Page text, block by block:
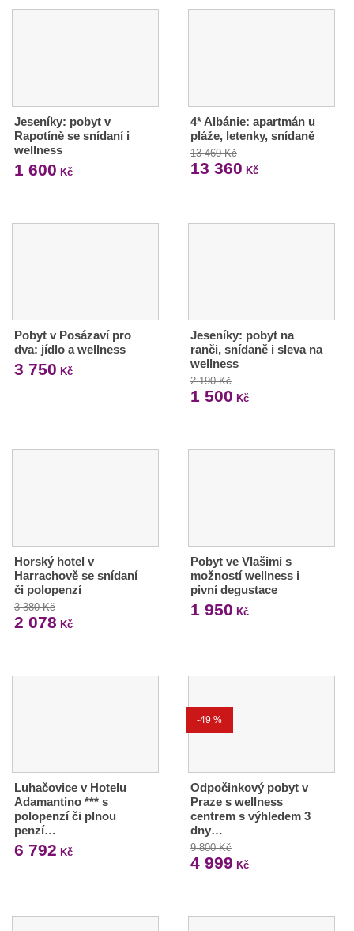
Jeseníky: pobyt v
Rapotíně se snídaní i
wellness
1 600 Kč
4* Albánie: apartmán u
pláže, letenky, snídaně
13 460 Kč
13 360 Kč
Pobyt v Posázaví pro
dva: jídlo a wellness
3 750 Kč
Jeseníky: pobyt na
ranči, snídaně i sleva na
wellness
2 190 Kč
1 500 Kč
Horský hotel v
Harrachově se snídaní
či polopenzí
3 380 Kč
2 078 Kč
Pobyt ve Vlašimi s
možností wellness i
pivní degustace
1 950 Kč
Luhačovice v Hotelu
Adamantino *** s
polopenzí či plnou
penzí…
6 792 Kč
-49 %
Odpočinkový pobyt v
Praze s wellness
centrem s výhledem 3
dny…
9 800 Kč
4 999 Kč